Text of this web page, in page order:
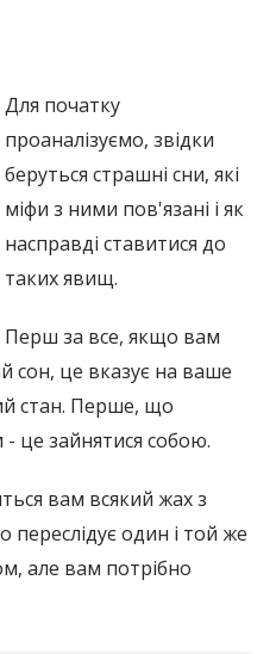
Для початку
проаналізуємо, звідки
беруться страшні сни, які
міфи з ними пов'язані і як
насправді ставитися до
таких явищ.
Перш за все, якщо вам
сон, це вказує на ваше
стан. Перше, що
- це зайнятися собою.
вам всякий жах з
один і той же
але вам потрібно